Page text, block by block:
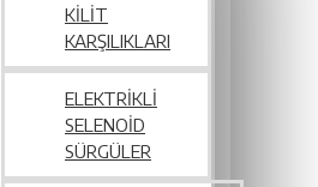
KILIT
KARŞILIKLARI
ELEKTRIKLI
SELENOID
SÜRGÜLER